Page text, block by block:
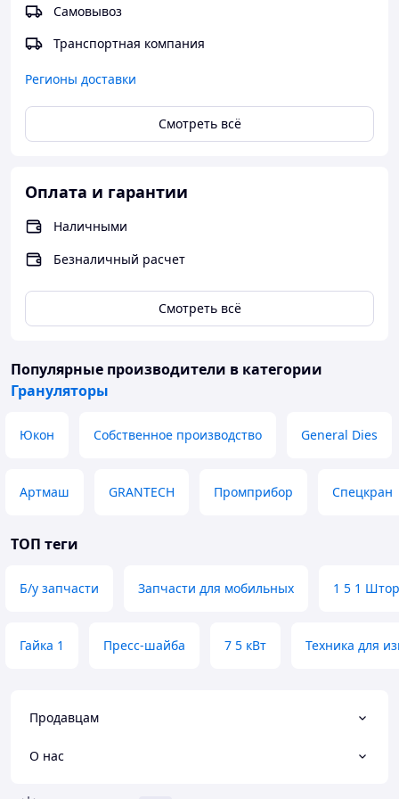
Бункер АВМ 1,5
Гарантия 12 месяцев на все оборудование!
______________________________
Свяжитесь с нашими менеджерами и получите
Самовывоз
Транспортная компания
Регионы доставки
Смотреть всё
Оплата и гарантии
Наличными
Безналичный расчет
Смотреть всё
Популярные производители в категории
Грануляторы
Юкон Собственное производство General Dies
Артмаш GRANTECH Промприбор Спецкран
ТОП теги
Б/у запчасти Запчасти для мобильных 1 5 1
Гайка 1 Пресс-шайба 7 5 кВт Техника для
Продавцам
О нас